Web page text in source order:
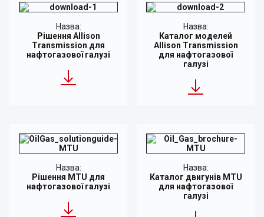
Назва:
Рішення Allison
Transmission для
нафтогазової галузі
Назва:
Каталог моделей
Allison Transmission
для нафтогазової
галузі
Назва:
Рішення MTU для
нафтогазової галузі
Назва:
Каталог двигунів MTU
для нафтогазової
галузі